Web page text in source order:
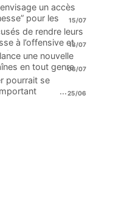
un accès
pour les
...
15/07
de rendre leurs
à l’offensive et
...
13/07
une nouvelle
en tout genre06/07
pourrait se
...25/06